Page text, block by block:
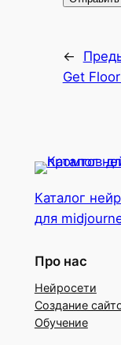
←
Get
Каталог
для
Про нас
Нейросети
Создание
Обучение